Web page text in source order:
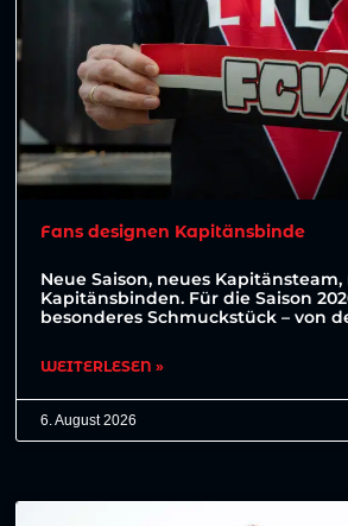
Fans designen Kapitänsbinde
Neue Saison, neues
Kapitänsbinden. Für die Saison
besonderes Schmuckstück – von
WEITERLESEN »
6. August 2026